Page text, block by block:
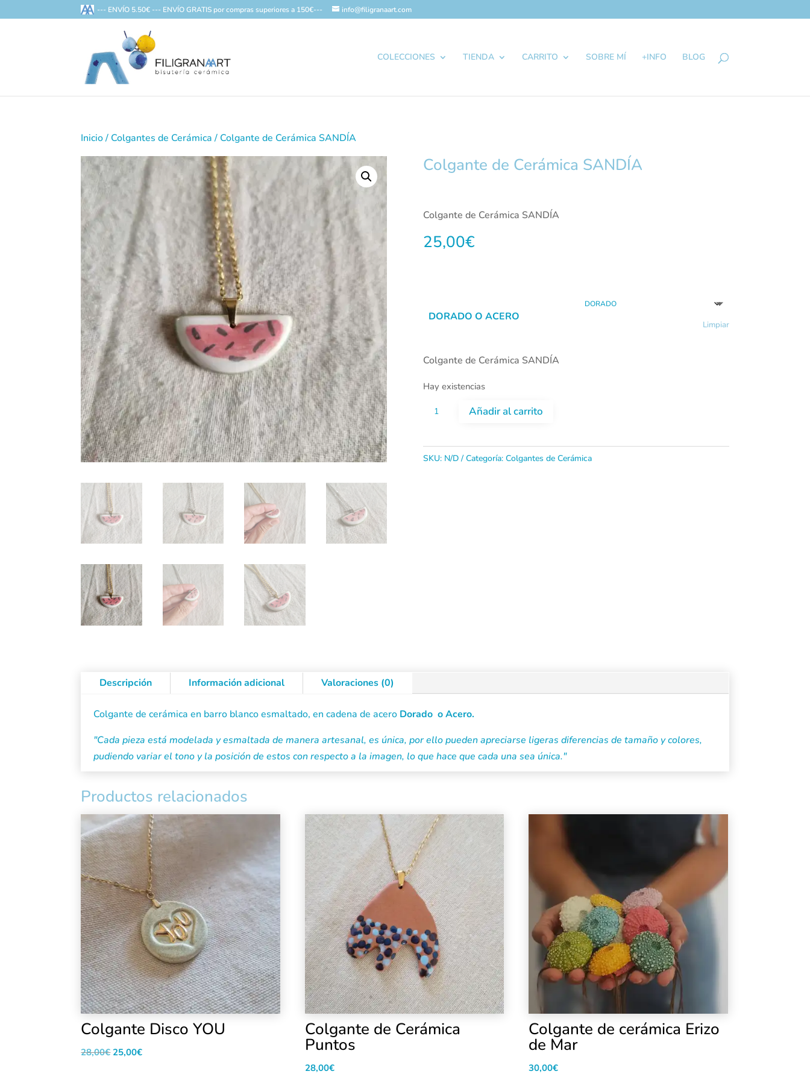
--- ENVÍO 5.50€ --- ENVÍO GRATIS por compras superiores a 150€--- info@filigranaart.com
COLECCIONES TIENDA CARRITO SOBRE MÍ +INFO BLOG
Inicio/ Colgantes de Cerámica / Colgante de Cerámica SANDÍA
Colgante de Cerámica SANDÍA
25,00€
Colgante de Cerámica SANDÍA
DORADO O ACERO
Limpiar
Colgante de Cerámica SANDÍA
Hay existencias
Colgante
Cerámica
Añadir al carrito
SKU: N/D Categoría: Colgantes de Cerámica
Descripción Información adicional Valoraciones (0)
Colgante de cerámica en barro blanco esmaltado, en cadena de acero Dorado o Acero.
"Cada pieza está modelada y esmaltada de manera artesanal, es única, por ello pueden apreciarse ligeras diferencias de tamaño y colores,
pudiendo variar el tono y la posición de estos con respecto a la imagen, lo que hace que cada una sea única."
Productos relacionados
Colgante Disco YOU
28,00€ El
25,00€El
Colgante de Cerámica
Puntos
28,00€
Colgante de cerámica Erizo
de Mar
30,00€